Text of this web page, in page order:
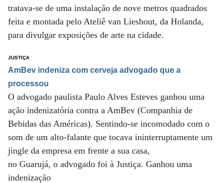
tratava-se de uma instalação de nove metros quadrados
feita e montada pelo Ateliê van Lieshout, da Holanda,
para divulgar exposições de arte na cidade.
JUSTIÇA
AmBev indeniza com cerveja advogado que a
processou
O advogado paulista Paulo Alves Esteves ganhou uma
ação indenizatória contra a AmBev (Companhia de
Bebidas das Américas). Sentindo-se incomodado com o
som de um alto-falante que tocava ininterruptamente um
jingle da empresa em frente a sua casa,
no Guarujá, o advogado foi à Justiça. Ganhou uma
indenização